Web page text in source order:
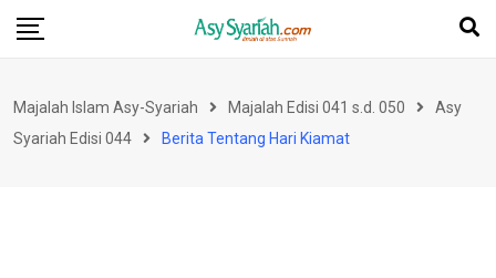
Skip
Majalah Islam Asy-Syariah Majalah Edisi 041 s.d. 050
Asy
Syariah Edisi 044
Berita Tentang Hari Kiamat